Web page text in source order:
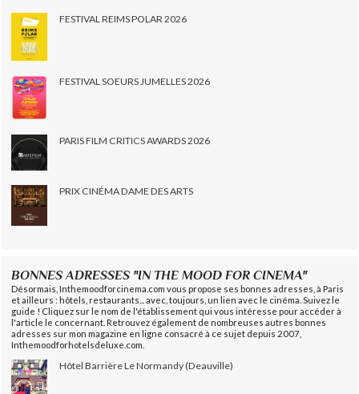
FESTIVAL REIMS POLAR 2026
FESTIVAL SOEURS JUMELLES 2026
PARIS FILM CRITICS AWARDS 2026
PRIX CINÉMA DAME DES ARTS
BONNES ADRESSES "IN THE MOOD FOR CINEMA"
Désormais, Inthemoodforcinema.com vous propose ses bonnes adresses, à Paris
et ailleurs : hôtels, restaurants... avec, toujours, un lien avec le cinéma. Suivez le
guide ! Cliquez sur le nom de l'établissement qui vous intéresse pour accéder à
l'article le concernant. Retrouvez également de nombreuses autres bonnes
adresses sur mon magazine en ligne consacré à ce sujet depuis 2007,
Inthemoodforhotelsdeluxe.com.
Hôtel Barrière Le Normandy (Deauville)